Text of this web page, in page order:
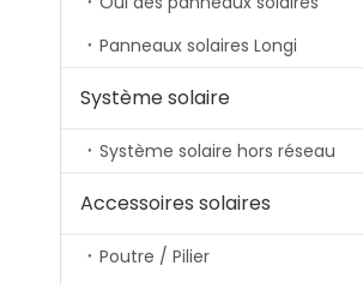
Panneaux solaires Longi
Système solaire
Système solaire hors réseau
Accessoires solaires
Poutre / Pilier